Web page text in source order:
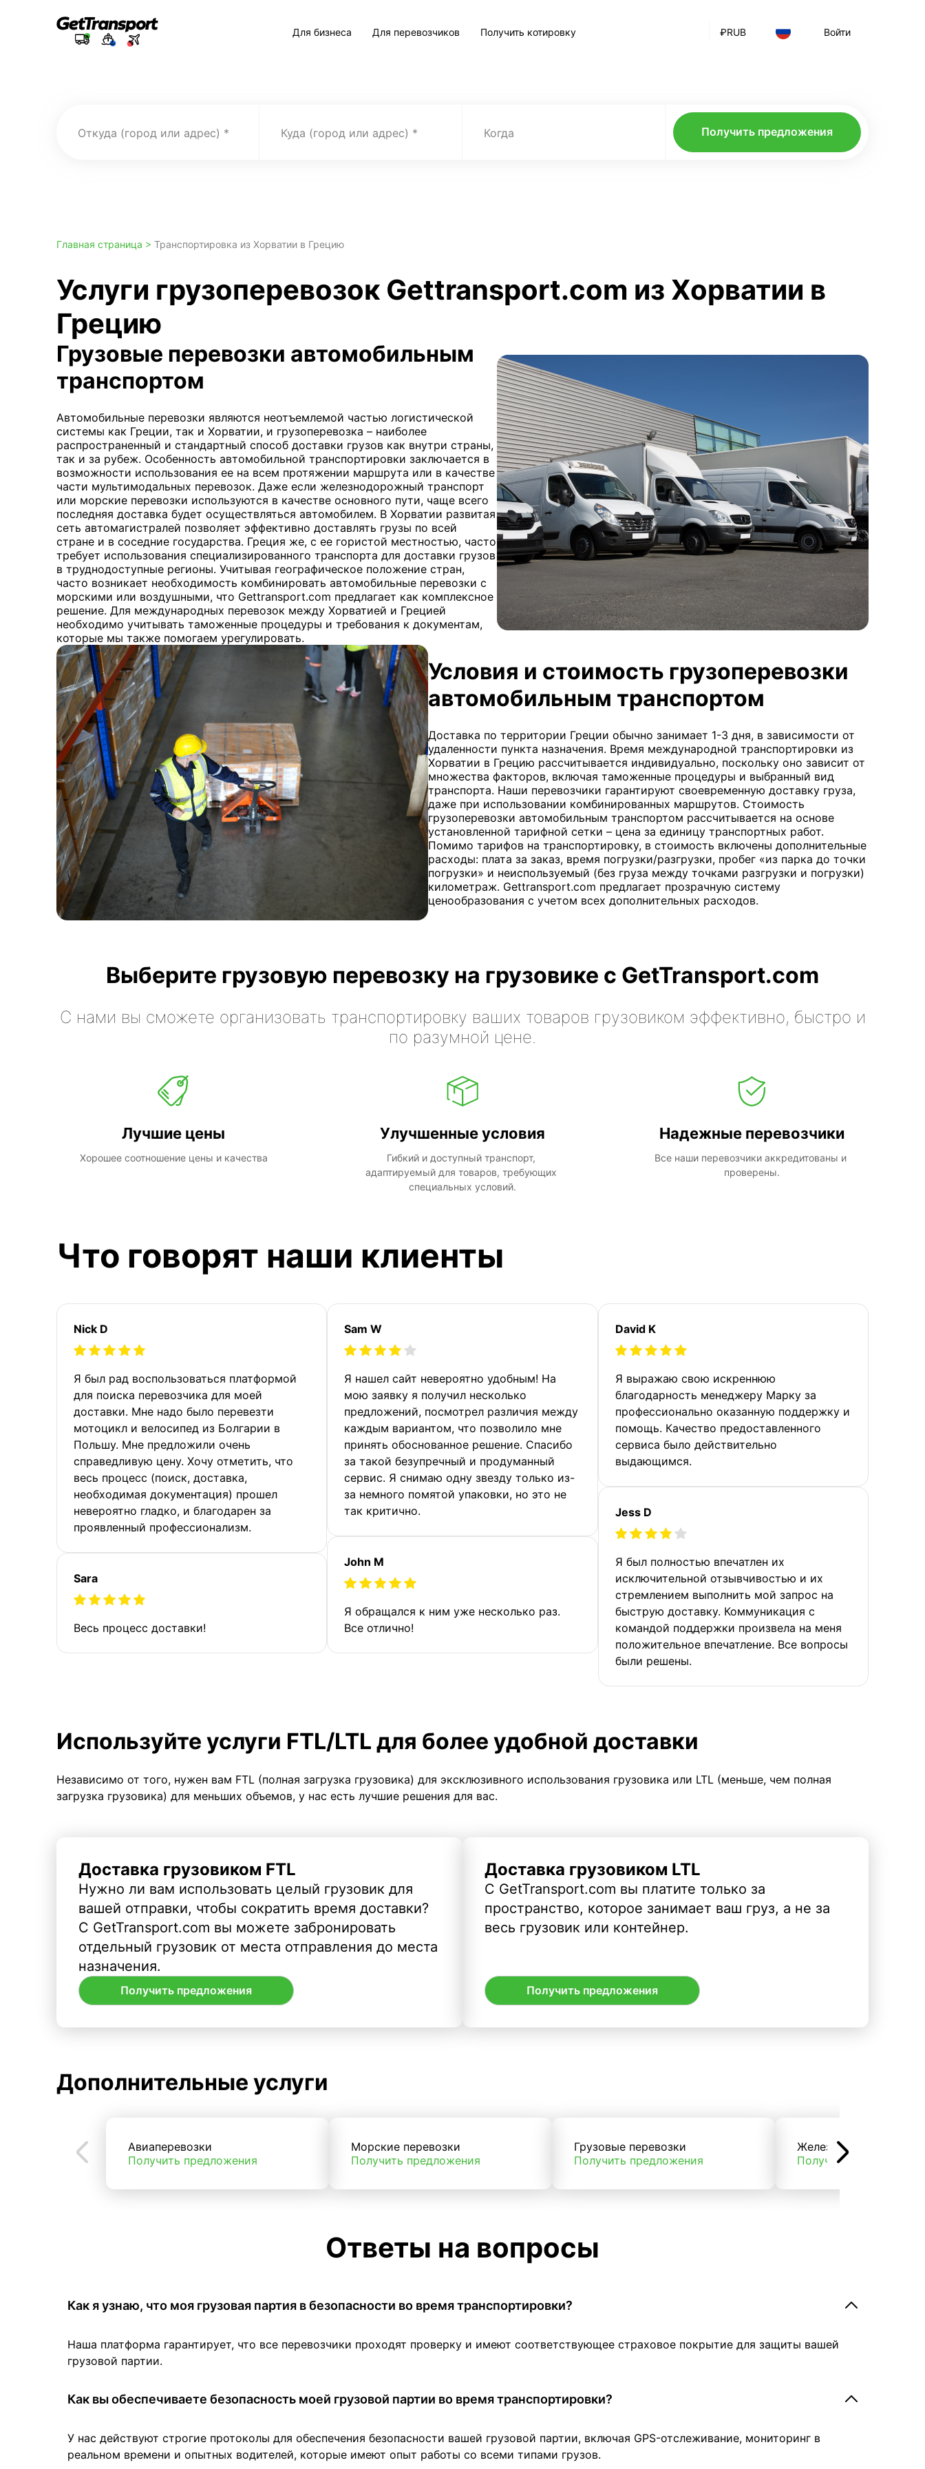
₽RUB Войти
Для бизнеса Для перевозчиков Получить котировку
Откуда (город или адрес) Куда (город или адрес) Когда Получить предложения
Главная страница > Транспортировка из Хорватии в Грецию
Услуги грузоперевозок Gettransport.com из Хорватии в
Грецию
Грузовые перевозки автомобильным
транспортом
Автомобильные перевозки являются неотъемлемой частью логистической
системы как Греции, так и Хорватии, и грузоперевозка – наиболее
распространенный и стандартный способ доставки грузов как внутри страны,
так и за рубеж. Особенность автомобильной транспортировки заключается в
возможности использования ее на всем протяжении маршрута или в качестве
части мультимодальных перевозок. Даже если железнодорожный транспорт
или морские перевозки используются в качестве основного пути, чаще всего
последняя доставка будет осуществляться автомобилем. В Хорватии развитая
сеть автомагистралей позволяет эффективно доставлять грузы по всей
стране и в соседние государства. Греция же, с ее гористой местностью, часто
требует использования специализированного транспорта для доставки грузов
в труднодоступные регионы. Учитывая географическое положение стран,
часто возникает необходимость комбинировать автомобильные перевозки с
морскими или воздушными, что Gettransport.com предлагает как комплексное
решение. Для международных перевозок между Хорватией и Грецией
необходимо учитывать таможенные процедуры и требования к документам,
которые мы также помогаем урегулировать.
Условия и стоимость грузоперевозки
автомобильным транспортом
Доставка по территории Греции обычно занимает 1-3 дня, в зависимости от
удаленности пункта назначения. Время международной транспортировки из
Хорватии в Грецию рассчитывается индивидуально, поскольку оно зависит от
множества факторов, включая таможенные процедуры и выбранный вид
транспорта. Наши перевозчики гарантируют своевременную доставку груза,
даже при использовании комбинированных маршрутов. Стоимость
грузоперевозки автомобильным транспортом рассчитывается на основе
установленной тарифной сетки – цена за единицу транспортных работ.
Помимо тарифов на транспортировку, в стоимость включены дополнительные
расходы: плата за заказ, время погрузки/разгрузки, пробег «из парка до точки
погрузки» и неиспользуемый (без груза между точками разгрузки и погрузки)
километраж. Gettransport.com предлагает прозрачную систему
ценообразования с учетом всех дополнительных расходов.
Выберите грузовую перевозку на грузовике с GetTransport.com
С нами вы сможете организовать транспортировку ваших товаров грузовиком эффективно, быстро и
по разумной цене.
Лучшие цены
Хорошее соотношение цены и качества
Улучшенные условия
Гибкий и доступный транспорт,
адаптируемый для товаров, требующих
специальных условий.
Надежные перевозчики
Все наши перевозчики аккредитованы и
проверены.
Что говорят наши клиенты
Nick D
Я был рад воспользоваться платформой
для поиска перевозчика для моей
доставки. Мне надо было перевезти
мотоцикл и велосипед из Болгарии в
Польшу. Мне предложили очень
справедливую цену. Хочу отметить, что
весь процесс (поиск, доставка,
необходимая документация) прошел
невероятно гладко, и благодарен за
проявленный профессионализм.
Sara
Весь процесс доставки!
Sam W
Я нашел сайт невероятно удобным! На
мою заявку я получил несколько
предложений, посмотрел различия между
каждым вариантом, что позволило мне
принять обоснованное решение. Спасибо
за такой безупречный и продуманный
сервис. Я снимаю одну звезду только из-
за немного помятой упаковки, но это не
так критично.
John M
Я обращался к ним уже несколько раз.
Все отлично!
David K
Я выражаю свою искреннюю
благодарность менеджеру Марку за
профессионально оказанную поддержку и
помощь. Качество предоставленного
сервиса было действительно
выдающимся.
Jess D
Я был полностью впечатлен их
исключительной отзывчивостью и их
стремлением выполнить мой запрос на
быструю доставку. Коммуникация с
командой поддержки произвела на меня
положительное впечатление. Все вопросы
были решены.
Используйте услуги FTL/LTL для более удобной доставки
Независимо от того, нужен вам FTL (полная загрузка грузовика) для эксклюзивного использования грузовика или LTL (меньше, чем полная
загрузка грузовика) для меньших объемов, у нас есть лучшие решения для вас.
Доставка грузовиком FTL
Нужно ли вам использовать целый грузовик для
вашей отправки, чтобы сократить время доставки?
С GetTransport.com вы можете забронировать
отдельный грузовик от места отправления до места
назначения.
Получить предложения
Доставка грузовиком LTL
С GetTransport.com вы платите только за
пространство, которое занимает ваш груз, а не за
весь грузовик или контейнер.
Получить предложения
Дополнительные услуги
Авиаперевозки
Получить предложения
Морские перевозки
Получить предложения
Грузовые перевозки
Получить предложения
Железнодорожные
Получить
Ответы на вопросы
Как я узнаю, что моя грузовая партия в безопасности во время транспортировки?
Наша платформа гарантирует, что все перевозчики проходят проверку и имеют соответствующее страховое покрытие для защиты вашей
грузовой партии.
Как вы обеспечиваете безопасность моей грузовой партии во время транспортировки?
У нас действуют строгие протоколы для обеспечения безопасности вашей грузовой партии, включая GPS-отслеживание, мониторинг в
реальном времени и опытных водителей, которые имеют опыт работы со всеми типами грузов.